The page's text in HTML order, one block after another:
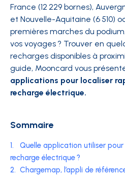
France (12 229 bornes),
et Nouvelle-Aquitaine (6 510)
premières marches du
vos voyages ? Trouver en
recharges disponibles à
guide, Mooncard vous
applications pour localiser
recharge électrique.
Sommaire
1.
Quelle application utiliser
recharge électrique ?
2. Chargemap, l’appli de